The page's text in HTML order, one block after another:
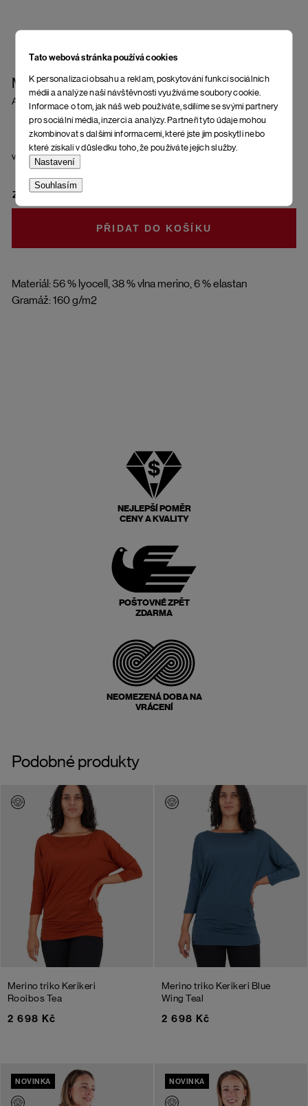
Tato webová stránka používá cookies
K personalizaci obsahu a reklam, poskytování funkcí sociálních
médií a analýze naší návštěvnosti využíváme soubory cookie.
Informace o tom, jak náš web používáte, sdílíme se svými partnery
pro sociální média, inzerci a analýzy. Partneři tyto údaje mohou
zkombinovat s dalšími informacemi, které jste jim poskytli nebo
které získali v důsledku toho, že používáte jejich služby.
Nastavení
Souhlasím
Merino triko Kerikeri
Anthracite
Materiál: 56 % lyocell, 38 % vlna merino, 6 % elastan
Gramáž: 160 g/m2
velikost
ZVOLTE VARIANTU
DO KOŠÍKU
NEJLEPŠÍ POMĚR
CENY A KVALITY
POŠTOVNÉ ZPĚT
ZDARMA
NEOMEZENÁ DOBA NA
VRÁCENÍ
Podobné produkty
Merino triko Kerikeri
Rooibos Tea
2 698 Kč
Merino triko Kerikeri Blue
Wing Teal
2 698 Kč
NOVINKA NOVINKA